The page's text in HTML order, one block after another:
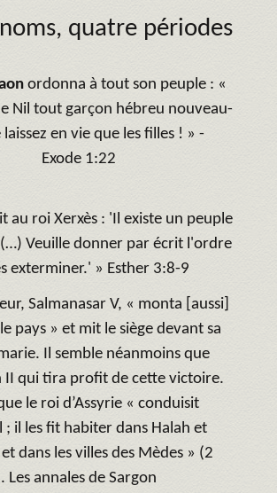
quatre périodes
ordonna à tout son peuple : «
Nil tout garçon hébreu nouveau-
laissez en vie que les filles ! » -
Exode 1:22
au roi Xerxès : 'Il existe un peuple
Veuille donner par écrit l'ordre
exterminer.' » Esther 3:8-9
Salmanasar V, « monta [aussi]
pays » et mit le siège devant sa
Il semble néanmoins que
II qui tira profit de cette victoire.
le roi d’Assyrie « conduisit
; il les fit habiter dans Halah et
dans les villes des Mèdes » (2
Les annales de Sargon